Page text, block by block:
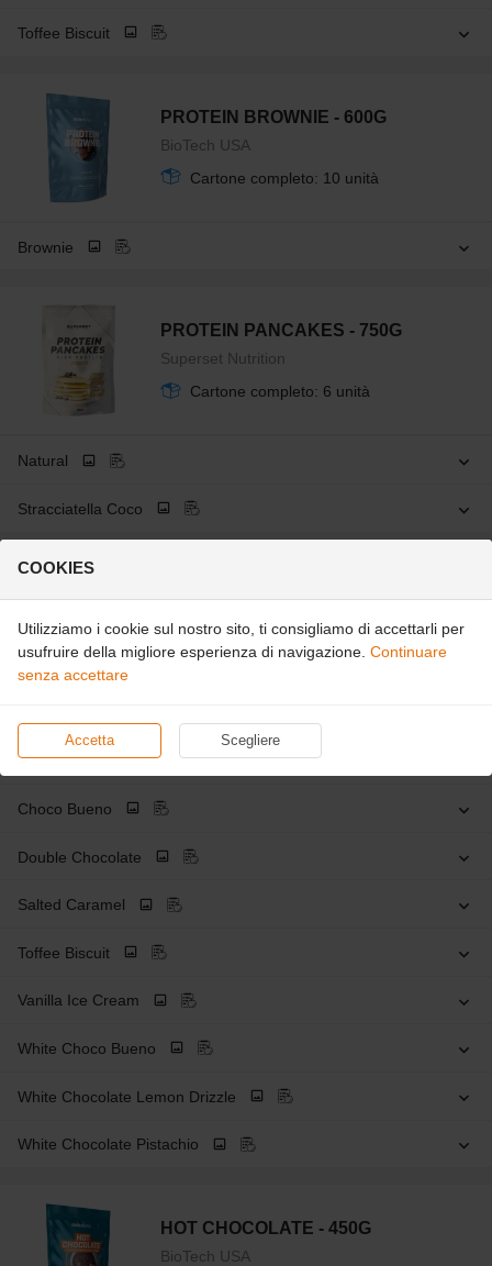
Toffee Biscuit
PROTEIN BROWNIE - 600G
BioTech USA
Cartone completo: 10 unità
Brownie
PROTEIN PANCAKES - 750G
Superset Nutrition
Cartone completo: 6 unità
Natural
Stracciatella Coco
PROMOZIONE
Baklava
Choco Bueno
Double Chocolate
Salted Caramel
Toffee Biscuit
Vanilla Ice Cream
White Choco Bueno
White Chocolate Lemon Drizzle
White Chocolate Pistachio
HOT CHOCOLATE - 450G
BioTech USA
COOKIES
Utilizziamo i cookie sul nostro sito, ti consigliamo di accettarli per
usufruire della migliore esperienza di navigazione. Continuare
senza accettare
Accetta Scegliere